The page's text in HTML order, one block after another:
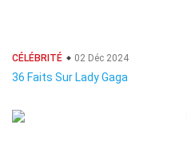
CÉLÉBRITÉ 02 Déc 2024
36 Faits Sur Lady Gaga